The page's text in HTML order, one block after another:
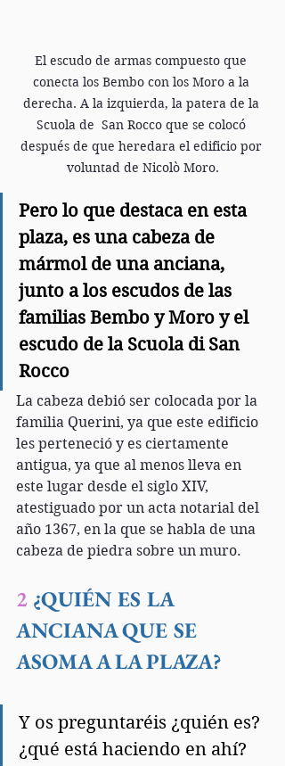
El escudo de armas compuesto que
conecta los Bembo con los Moro a la
derecha. A la izquierda, la patera de la
Scuola de  San Rocco que se colocó
después de que heredara el edificio por
voluntad de Nicolò Moro.
Pero lo que destaca en esta
plaza, es una cabeza de
mármol de una anciana,
junto a los escudos de las
familias Bembo y Moro y el
escudo de la Scuola di San
Rocco
La cabeza debió ser colocada por la
familia Querini, ya que este edificio
les perteneció y es ciertamente
antigua, ya que al menos lleva en
este lugar desde el siglo XIV,
atestiguado por un acta notarial del
año 1367, en la que se habla de una
cabeza de piedra sobre un muro.
2 ¿QUIÉN ES LA
ANCIANA QUE SE
ASOMA A LA PLAZA?
Y os preguntaréis ¿quién es?
¿qué está haciendo en ahí?